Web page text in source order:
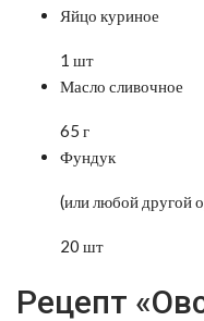
Яйцо куриное
1 шт
Масло сливочное
65 г
Фундук
(или любой другой
20 шт
Рецепт